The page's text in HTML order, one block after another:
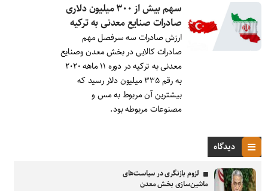
سهم بیش از ۳۰۰ میلیون دلاری
صادرات صنایع معدنی به ترکیه
ارزش صادرات سه سرفصل مهم
صادرات کالایی در بخش معدن وصنایع
معدنی به ترکیه در دوره ۱۱ ماهه ۲۰۲۰
به رقم ۳۳۵ میلیون دلار رسید که
بیشترین آن مربوط به مس و
مصنوعات مربوطه بود.
دیدگاه
لزوم بازنگری در سیاست‌های
ماشین‌سازی بخش معدن